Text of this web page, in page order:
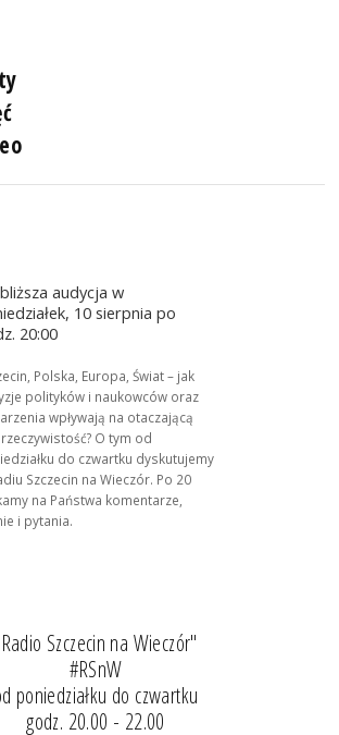
audycja w
10 sierpnia po
20:00
Polska, Europa, Świat – jak
polityków i naukowców oraz
wpływają na otaczającą
O tym od
do czwartku dyskutujemy
Szczecin na Wieczór. Po 20
na Państwa komentarze,
i pytania.
Szczecin na Wieczór"
#RSnW
poniedziałku do czwartku
godz. 20.00 - 22.00